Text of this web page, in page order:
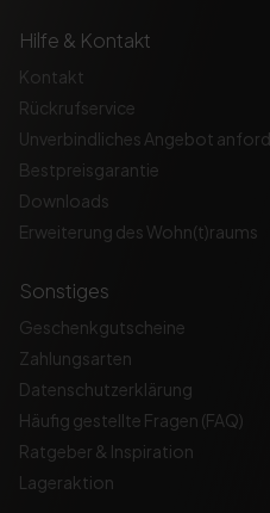
Hilfe & Kontakt
Kontakt
Rückrufservice
Unverbindliches Angebot
Bestpreisgarantie
Downloads
Erweiterung des Wohn(t)raums
Sonstiges
Geschenkgutscheine
Zahlungsarten
Datenschutzerklärung
Häufig gestellte Fragen (FAQ)
Ratgeber & Inspiration
Lageraktion